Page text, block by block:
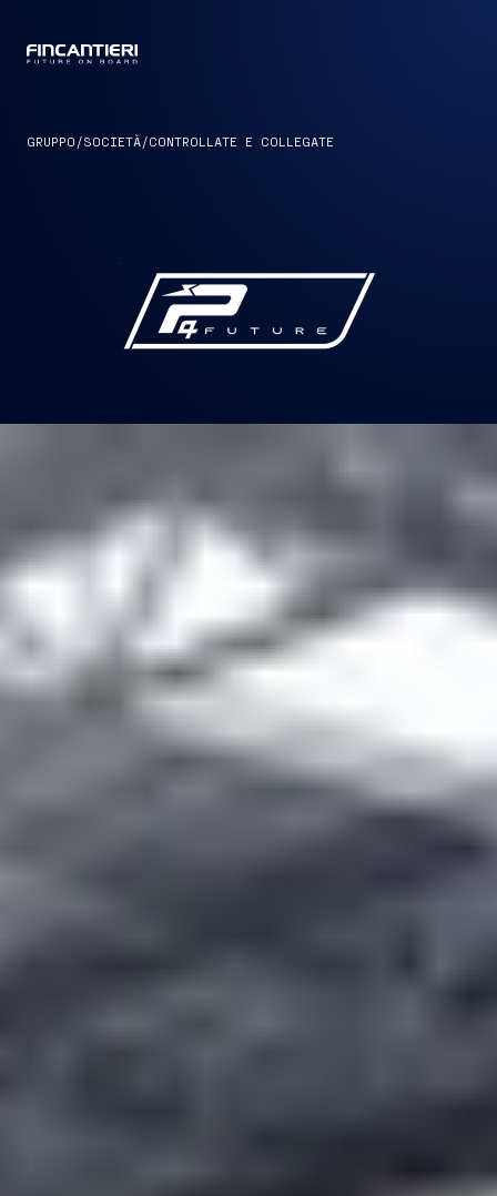
GRUPPO /SOCIETÀ/CONTROLLATE E COLLEGATE